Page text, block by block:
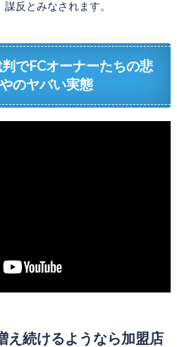
反とみなされます。
でFCオーナーたちの悲
のヤバい実態
え続けるようなら加盟店